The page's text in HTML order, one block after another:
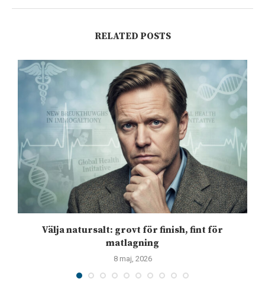
RELATED POSTS
Välja natursalt: grovt för finish, fint för
matlagning
8 maj, 2026